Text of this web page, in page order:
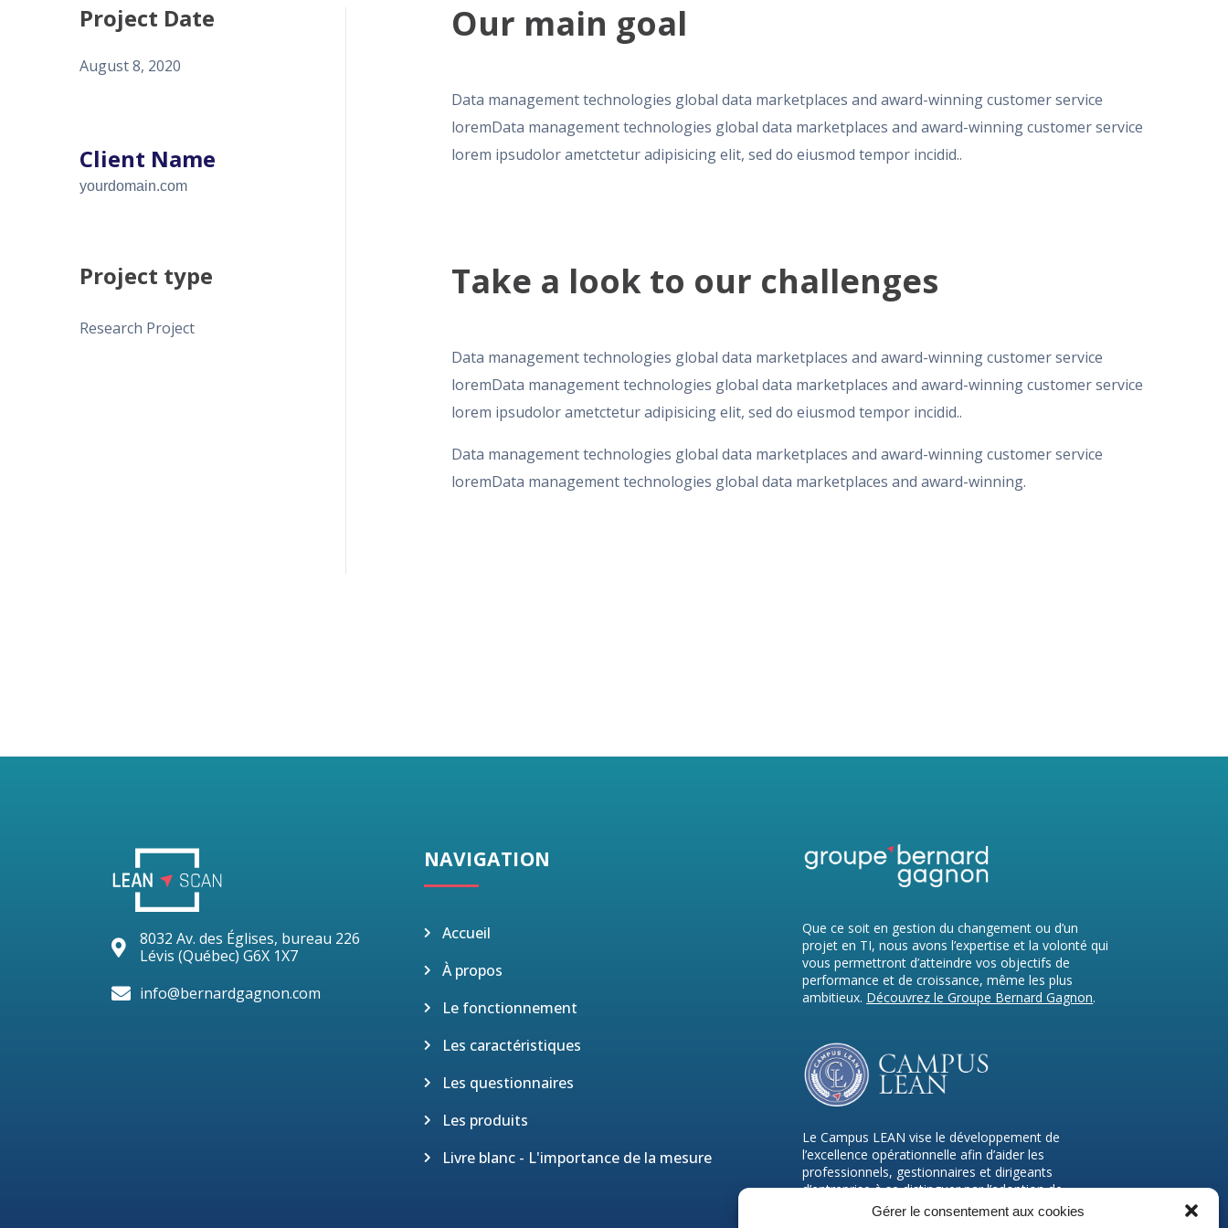
Gérer le consentement aux cookies
Project Date
August 8, 2020
Client Name
yourdomain.com
Project type
Research Project
Our main goal
Data management technologies global data marketplaces and award-winning customer service
loremData management technologies global data marketplaces and award-winning customer service
lorem ipsudolor ametctetur adipisicing elit, sed do eiusmod tempor incidid..
Take a look to our challenges
Data management technologies global data marketplaces and award-winning customer service
loremData management technologies global data marketplaces and award-winning customer service
lorem ipsudolor ametctetur adipisicing elit, sed do eiusmod tempor incidid..
Data management technologies global data marketplaces and award-winning customer service
loremData management technologies global data marketplaces and award-winning.
8032 Av. des Églises, bureau 226
Lévis (Québec) G6X 1X7
info@bernardgagnon.com
NAVIGATION
Accueil
À propos
Le fonctionnement
Les caractéristiques
Les questionnaires
Les produits
Livre blanc - L'importance de la mesure
Que ce soit en gestion du changement ou d’un
projet en TI, nous avons l’expertise et la volonté qui
vous permettront d’atteindre vos objectifs de
performance et de croissance, même les plus
ambitieux. Découvrez le Groupe Bernard Gagnon.
Le Campus LEAN vise le développement de
l’excellence opérationnelle afin d’aider les
professionnels, gestionnaires et dirigeants
d’entreprise à se distinguer par l’adoption de
pratiques de gestion reconnue mondialement.